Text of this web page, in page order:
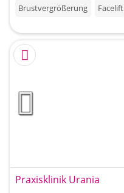
Brustvergrößerung
Facelift
Praxisklinik Urania